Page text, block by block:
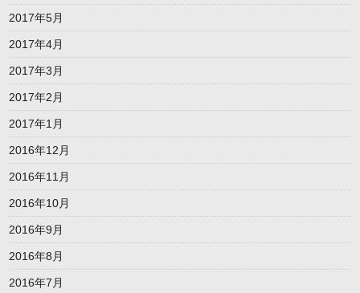
2017年5月
2017年4月
2017年3月
2017年2月
2017年1月
2016年12月
2016年11月
2016年10月
2016年9月
2016年8月
2016年7月